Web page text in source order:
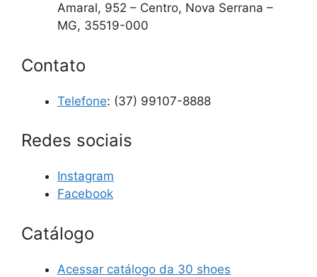
Amaral, 952 – Centro, Nova Serrana –
MG, 35519-000
Contato
Telefone: (37) 99107-8888
Redes sociais
Instagram
Facebook
Catálogo
Acessar catálogo da 30 shoes